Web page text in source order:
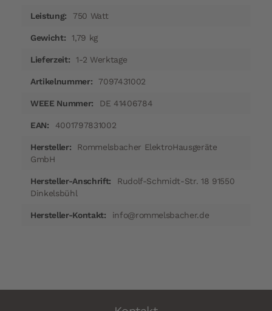
750 Watt
1,79 kg
1-2 Werktage
7097431002
DE 41406784
4001797831002
Rommelsbacher ElektroHausgeräte
GmbH
Rudolf-Schmidt-Str. 18 91550
Dinkelsbühl
info@rommelsbacher.de